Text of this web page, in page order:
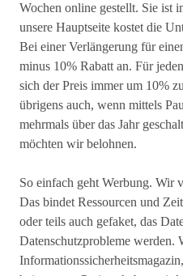
Wochen online gestellt. Sie ist
unsere Hauptseite kostet die
Bei einer Verlängerung für
minus 10% Rabatt an. Für
sich der Preis immer um 10%
übrigens auch, wenn mittels
mehrmals über das Jahr
möchten wir belohnen.
So einfach geht Werbung. Wir
Das bindet Ressourcen und
oder teils auch gefaket, das
Datenschutzprobleme werden.